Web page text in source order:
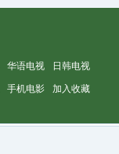
华语电视 日韩电视
手机电影 加入收藏